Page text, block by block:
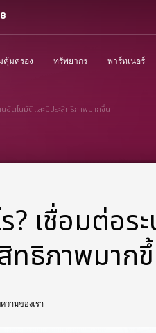
คุ้มครอง ทรัพยากร พาร์ทเนอร์
นอัตโนมัติและมีประสิทธิภาพมากขึ้น
เชื่อมต่อร
ทธิภาพมาก
วามของเรา